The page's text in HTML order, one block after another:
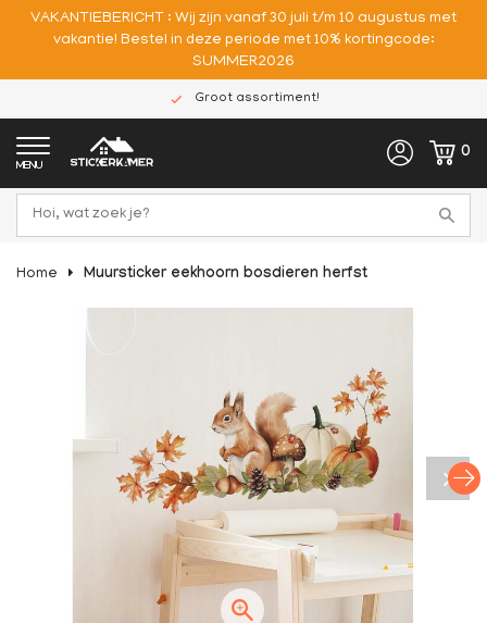
VAKANTIEBERICHT : Wij zijn vanaf 30 juli t/m 10 augustus met
vakantie! Bestel in deze periode met 10% kortingcode:
SUMMER2026
Groot assortiment!
MENU
0
Home Muursticker eekhoorn bosdieren herfst